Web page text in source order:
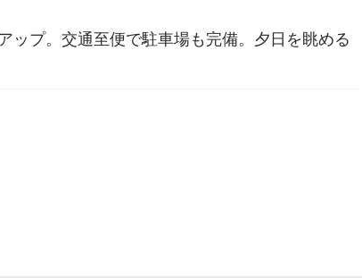
ップ。交通至便で駐車場も完備。夕日を眺める